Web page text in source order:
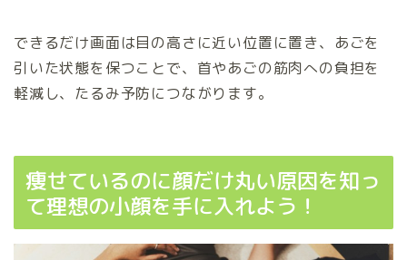
できるだけ画面は目の高さに近い位置に置き、あごを
引いた状態を保つことで、首やあごの筋肉への負担を
軽減し、たるみ予防につながります。
痩せているのに顔だけ丸い原因を知っ
て理想の小顔を手に入れよう！